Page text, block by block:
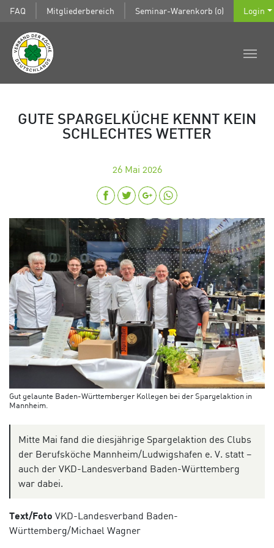
FAQ Mitgliederbereich Seminar-Warenkorb (0) Login
GUTE SPARGELKÜCHE KENNT KEIN
SCHLECHTES WETTER
26 Mai 2026
Gut gelaunte Baden-Württemberger Kollegen bei der Spargelaktion in
Mannheim.
Mitte Mai fand die diesjährige Spargelaktion des Clubs
der Berufsköche Mannheim/Ludwigshafen e. V. statt –
auch der VKD-Landesverband Baden-Württemberg
war dabei.
Text/Foto VKD-Landesverband Baden-
Württemberg/Michael Wagner